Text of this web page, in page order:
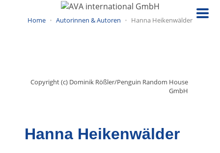
Home Autorinnen & Autoren Hanna Heikenwälder
Copyright (c) Dominik Rößler/Penguin Random House
GmbH
Hanna Heikenwälder